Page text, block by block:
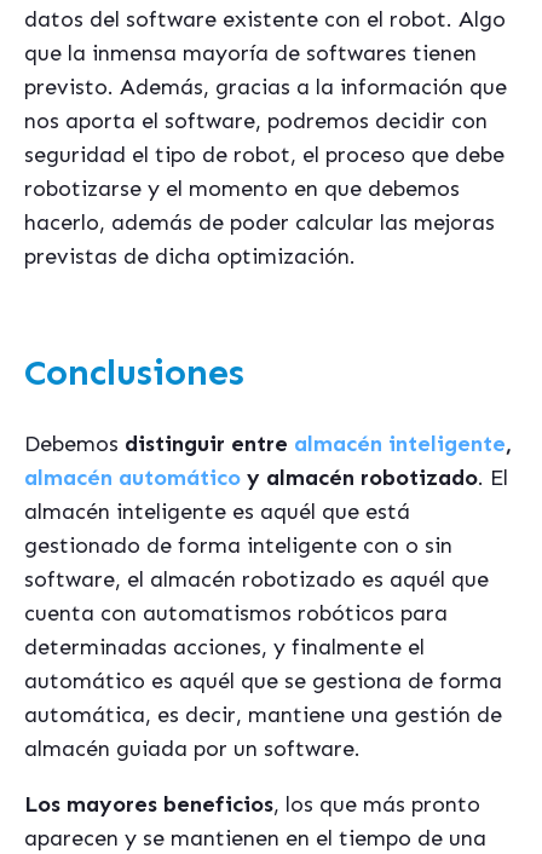
datos del software existente con el robot. Algo
que la inmensa mayoría de softwares tienen
previsto. Además, gracias a la información que
nos aporta el software, podremos decidir con
seguridad el tipo de robot, el proceso que debe
robotizarse y el momento en que debemos
hacerlo, además de poder calcular las mejoras
previstas de dicha optimización.
Conclusiones
Debemos distinguir entre almacén inteligente,
almacén automático y almacén robotizado. El
almacén inteligente es aquél que está
gestionado de forma inteligente con o sin
software, el almacén robotizado es aquél que
cuenta con automatismos robóticos para
determinadas acciones, y finalmente el
automático es aquél que se gestiona de forma
automática, es decir, mantiene una gestión de
almacén guiada por un software.
Los mayores beneficios, los que más pronto
aparecen y se mantienen en el tiempo de una